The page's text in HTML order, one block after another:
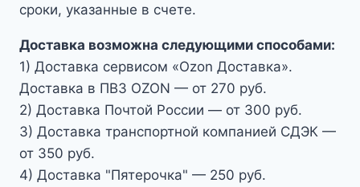
сроки, указанные в счете.
Доставка возможна следующими способами:
1) Доставка сервисом «Ozon Доставка».
Доставка в ПВЗ OZON — от 270 руб.
2) Доставка Почтой России — от 300 руб.
3) Доставка транспортной компанией СДЭК —
от 350 руб.
4) Доставка "Пятерочка" — 250 руб.